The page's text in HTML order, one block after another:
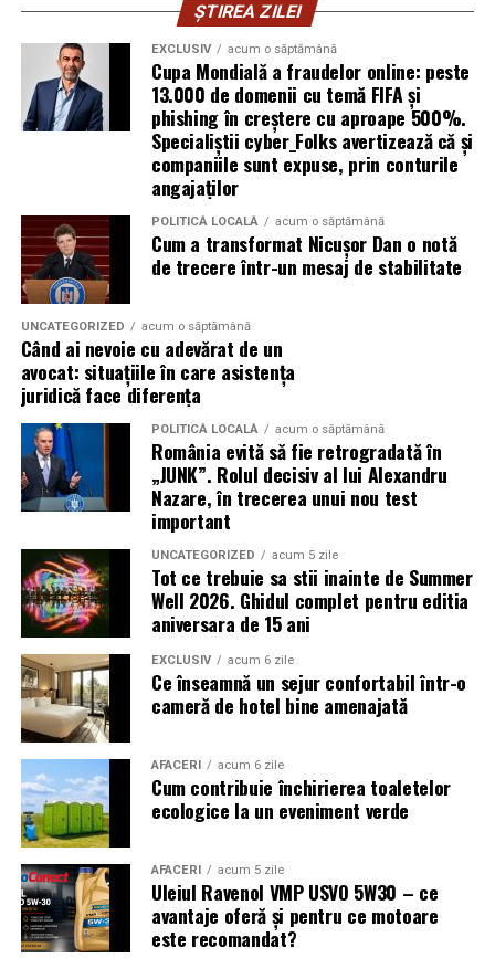
Subiectul a fost semnalat și de FBI, care a inclus în
informările din ultima lună amenințările asociate
turneului, de la fraude online și furtul datelor până la
operațiuni de dezinformare.
Avertismentele publice s-au concentrat în principal
asupra fanilor și infrastructurii orașelor gazdă, însă
specialiștii atrag atenția că firmele pot fi afectate
inclusiv atunci când nu au nicio legătură directă cu
industria sportului, turismului sau vânzarea de bilete.
Atacurile sunt mai eficiente în contextul
evenimentelor globale
Campaniile de phishing asociate evenimentelor
importante profită de interesul public ridicat, de
presiunea timpului și de teama utilizatorilor că ar putea
pierde o ofertă sau o oportunitate. Mesajele care anunță
ultimele bilete disponibile, acces limitat la o transmisie
sau câștigarea unui premiu pot determina utilizatorii să
reacționeze înainte de a verifica sursa.
Turneul se încheie pe 19 iulie, iar specialiștii anticipează
o intensificare a activității frauduloase în perioada
finalei. Printre cele mai utilizate pretexte se numără
transmisiunile pirat, biletele revândute, pariurile,
tombolele, concursurile și falsele oferte de călătorie.
Pentru a răspunde riscurilor tot mai complexe,
cyber_Folks a lansat la finalul lunii iunie robo_Folks,
primul asistent AI integrat într-un panou de hosting
din România. Acesta poate efectua, la cererea
utilizatorului, un audit al securității site-ului, care
include verificarea certificatelor SSL, a configurărilor
DNS și a sistemelor SPF, DKIM și DMARC utilizate
pentru protecția e-mailului împotriva uzurpării
identității.
ȘTIREA ZILEI
EXCLUSIV acum o săptămână
Cupa Mondială a fraudelor online: peste
13.000 de domenii cu temă FIFA și
phishing în creștere cu aproape 500%.
Specialiștii cyber_Folks avertizează că și
companiile sunt expuse, prin conturile
angajaților
POLITICĂ LOCALĂ acum o săptămână
Cum a transformat Nicușor Dan o notă
de trecere într-un mesaj de stabilitate
UNCATEGORIZED acum o săptămână
Când ai nevoie cu adevărat de un
avocat: situațiile în care asistența
juridică face diferența
POLITICĂ LOCALĂ acum o săptămână
România evită să fie retrogradată în
„JUNK”. Rolul decisiv al lui Alexandru
Nazare, în trecerea unui nou test
important
UNCATEGORIZED acum 5 zile
Tot ce trebuie sa stii inainte de Summer
Well 2026. Ghidul complet pentru editia
aniversara de 15 ani
EXCLUSIV acum 6 zile
Ce înseamnă un sejur confortabil într-o
cameră de hotel bine amenajată
AFACERI acum 6 zile
Cum contribuie închirierea toaletelor
ecologice la un eveniment verde
AFACERI acum 5 zile
Uleiul Ravenol VMP USVO 5W30 – ce
avantaje oferă și pentru ce motoare
este recomandat?